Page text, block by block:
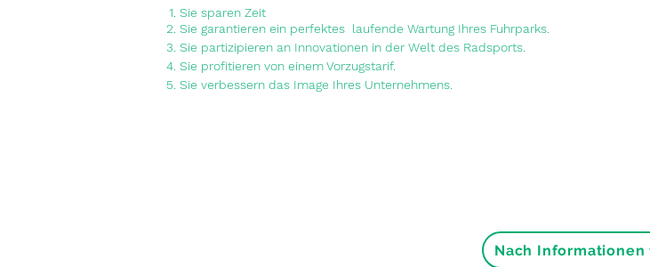
Sie sparen Zeit
Sie garantieren ein perfektes laufende Wartung Ihres Fuhrparks.
Sie partizipieren an Innovationen in der Welt des Radsports.
Sie profitieren von einem Vorzugstarif.
Sie verbessern das Image Ihres Unternehmens.
Nach Informationen